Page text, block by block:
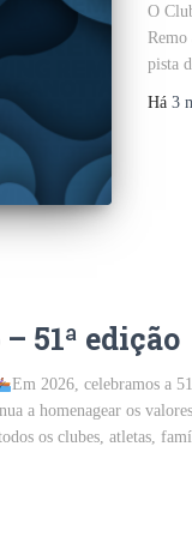
O
Remo
pista
Há 3
51ª edição
Em 2026, celebramos a
a homenagear os
os clubes, atletas,